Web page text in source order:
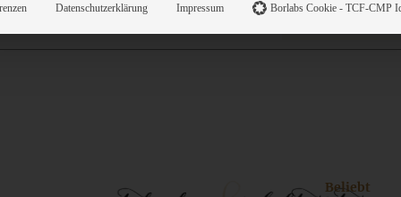
Beliebt
Datenschutzerklärung Impressum Borlabs Cookie - TCF-CMP